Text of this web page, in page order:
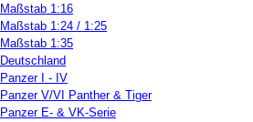
Maßstab 1:16
Maßstab 1:24 / 1:25
Maßstab 1:35
Deutschland
Panzer I - IV
Panzer V/VI Panther & Tiger
Panzer E- & VK-Serie